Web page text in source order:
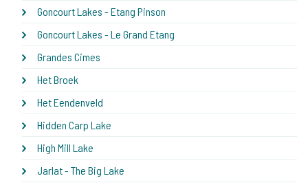
Goncourt Lakes - Etang Pinson
Goncourt Lakes - Le Grand Etang
Grandes Cimes
Het Broek
Het Eendenveld
Hidden Carp Lake
High Mill Lake
Jarlat - The Big Lake